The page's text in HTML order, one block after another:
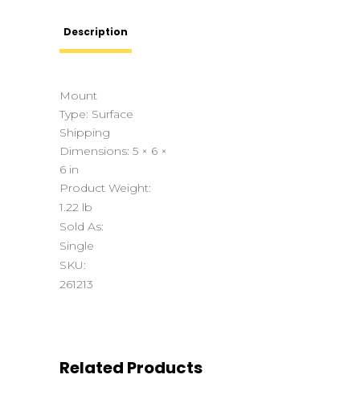
Description
Mount
Type: Surface
Shipping
Dimensions: 5 × 6 ×
6 in
Product Weight:
1.22 lb
Sold As:
Single
SKU:
261213
Related Products